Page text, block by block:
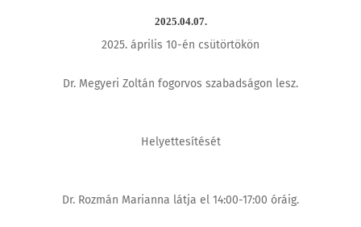
2025.04.07.
2025. április 10-én csütörtökön
Dr. Megyeri Zoltán fogorvos szabadságon lesz.
Helyettesítését
Dr. Rozmán Marianna látja el 14:00-17:00 óráig.